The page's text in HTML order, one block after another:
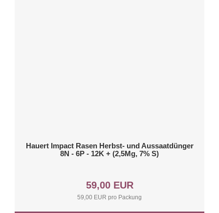
Hauert Impact Rasen Herbst- und Aussaatdünger
8N - 6P - 12K + (2,5Mg, 7% S)
59,00 EUR
59,00 EUR pro Packung